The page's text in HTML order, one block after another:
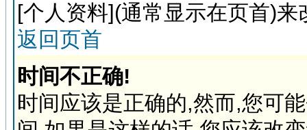
[个人资料](通常显示在页首)来
返回页首
时间不正确!
时间应该是正确的,然而,您可